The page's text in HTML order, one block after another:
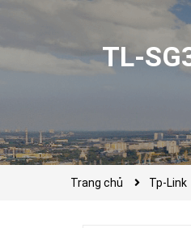
TL-
Trang chủ Tp-Link